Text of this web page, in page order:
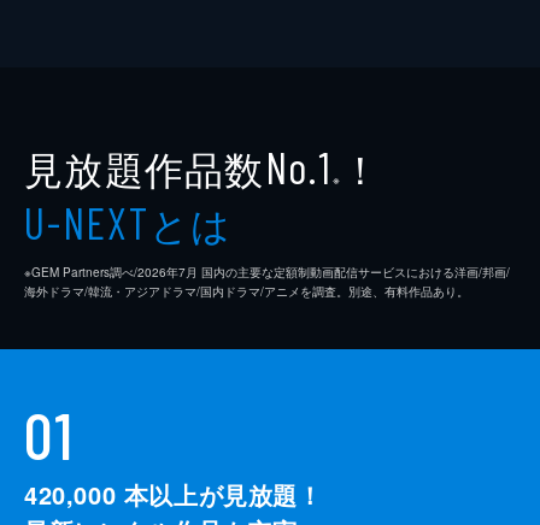
見放題作品数No.1 ※ ！
U-NEXTとは
※GEM Partners調べ/2026年7⽉ 国内の主要な定額制動画配信サービスにおける洋画/邦画/
海外ドラマ/韓流・アジアドラマ/国内ドラマ/アニメを調査。別途、有料作品あり。
01
420,000 本以上が見放題！